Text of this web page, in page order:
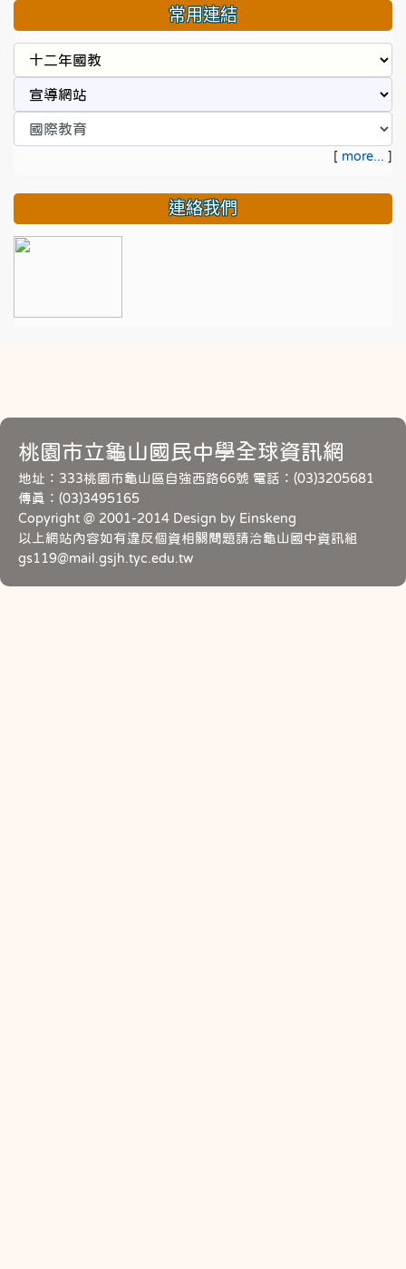
常用連結
[ more... ]
連絡我們
桃園市立龜山國民中學全球資訊網
地址：333桃園市龜山區自強西路66號 電話：(03)3205681
傳真：(03)3495165
Copyright @ 2001-2014 Design by Einskeng
以上網站內容如有違反個資相關問題請洽龜山國中資訊組
gs119@mail.gsjh.tyc.edu.tw